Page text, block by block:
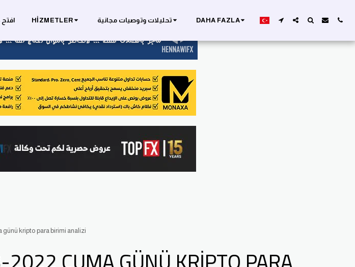
HIZMETLER تحليلات وتوصيات مجانية DAHA FAZLA
kripto para birimi analizi